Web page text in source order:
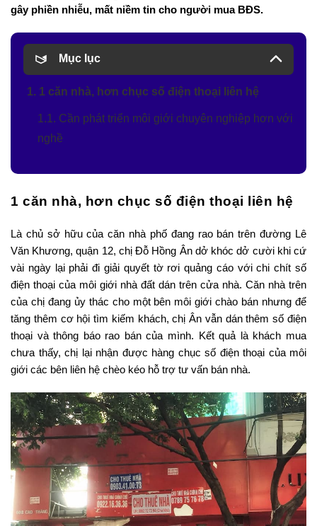
gây phiền nhiễu, mất niềm tin cho người mua BĐS.
Mục lục
1. 1 căn nhà, hơn chục số điện thoại liên hệ
1.1. Cần phát triển môi giới chuyên nghiệp hơn với
nghề
1 căn nhà, hơn chục số điện thoại liên hệ
Là chủ sở hữu của căn nhà phố đang rao bán trên đường Lê
Văn Khương, quận 12, chị Đỗ Hồng Ân dở khóc dở cười khi cứ
vài ngày lại phải đi giải quyết tờ rơi quảng cáo với chi chít số
điện thoại của môi giới nhà đất dán trên cửa nhà. Căn nhà trên
của chị đang ủy thác cho một bên môi giới chào bán nhưng để
tăng thêm cơ hội tìm kiếm khách, chị Ân vẫn dán thêm số điện
thoại và thông báo rao bán của mình. Kết quả là khách mua
chưa thấy, chị lại nhận được hàng chục số điện thoại của môi
giới các bên liên hệ chèo kéo hỗ trợ tư vấn bán nhà.